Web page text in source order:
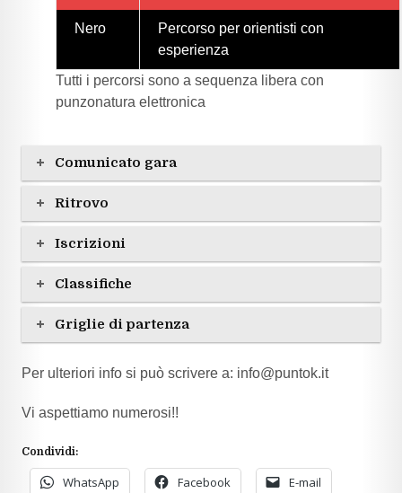
Nero
Percorso per orientisti con
esperienza
Tutti i percorsi sono a sequenza libera con
punzonatura elettronica
Comunicato gara
Ritrovo
Iscrizioni
Classifiche
Griglie di partenza
Per ulteriori info si può scrivere a: info@puntok.it
Vi aspettiamo numerosi!!
Condividi:
WhatsApp Facebook E-mail